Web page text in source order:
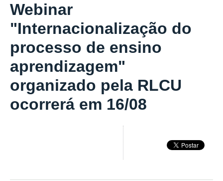
Webinar
"Internacionalização do
processo de ensino
aprendizagem"
organizado pela RLCU
ocorrerá em 16/08